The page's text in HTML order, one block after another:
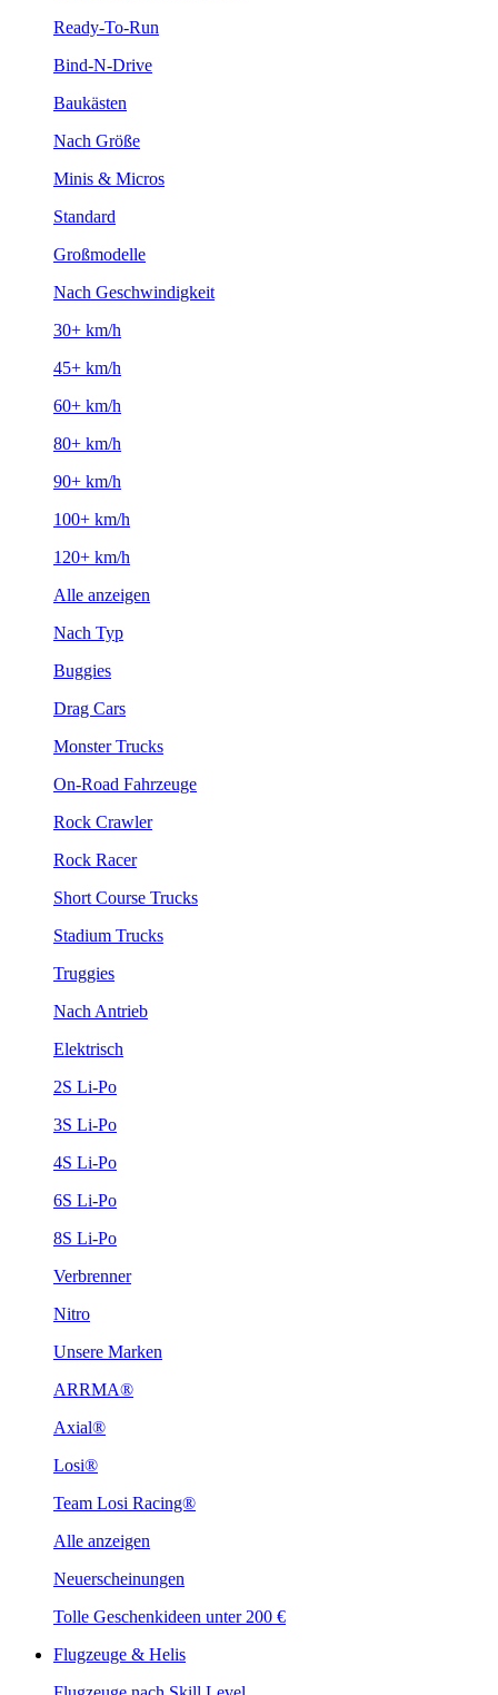
Ready-To-Run
Bind-N-Drive
Baukästen
Nach Größe
Minis & Micros
Standard
Großmodelle
Nach Geschwindigkeit
30+ km/h
45+ km/h
60+ km/h
80+ km/h
90+ km/h
100+ km/h
120+ km/h
Alle anzeigen
Nach Typ
Buggies
Drag Cars
Monster Trucks
On-Road Fahrzeuge
Rock Crawler
Rock Racer
Short Course Trucks
Stadium Trucks
Truggies
Nach Antrieb
Elektrisch
2S Li-Po
3S Li-Po
4S Li-Po
6S Li-Po
8S Li-Po
Verbrenner
Nitro
Unsere Marken
ARRMA®
Axial®
Losi®
Team Losi Racing®
Alle anzeigen
Neuerscheinungen
Tolle Geschenkideen unter 200 €
Flugzeuge & Helis